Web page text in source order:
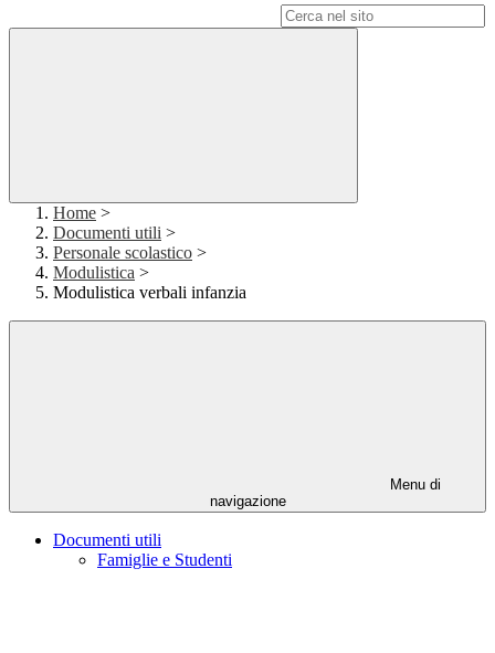
Home >
Documenti utili >
Personale scolastico >
Modulistica >
Modulistica verbali infanzia
Menu di
navigazione
Documenti utili
Famiglie e Studenti